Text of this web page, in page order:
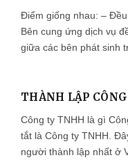
Điểm giống nhau: –
Bên cung ứng dịch vụ
giữa các bên phát sinh
THÀNH LẬP
Công ty TNHH là gì
tắt là Công ty TNHH.
người thành lập nhất ở